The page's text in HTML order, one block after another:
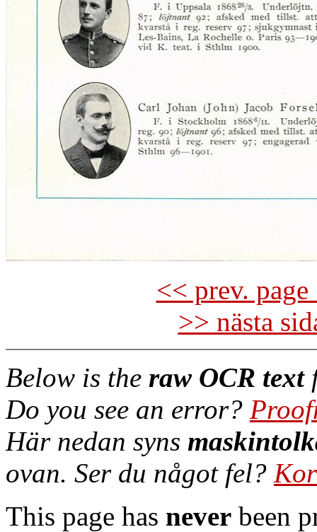
<< prev.
>> nästa
Below is the raw OCR text
Do you see an error?
Här nedan syns
ovan. Ser du något fel?
This page has never been